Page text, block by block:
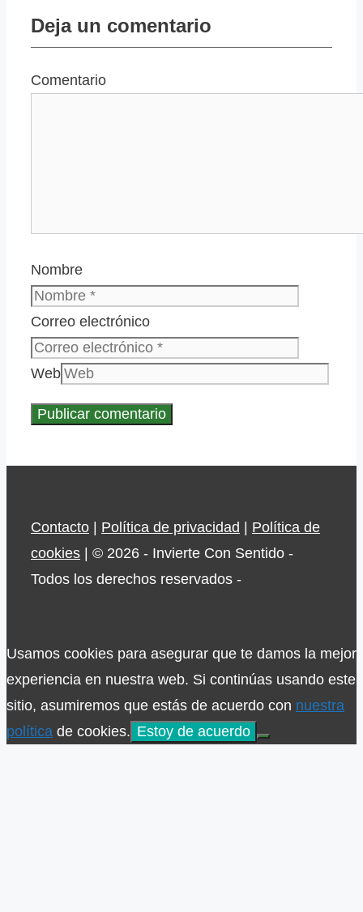
Deja un comentario
Comentario
Nombre
Correo electrónico
Web
Contacto | Política de privacidad | Política de
cookies | © 2026 - Invierte Con Sentido -
Todos los derechos reservados -
Usamos cookies para asegurar que te damos la mejor
experiencia en nuestra web. Si continúas usando este
sitio, asumiremos que estás de acuerdo con nuestra
política de cookies. Estoy de acuerdo